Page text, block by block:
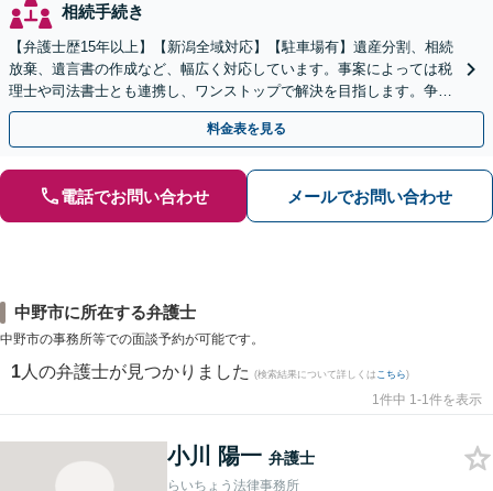
相続手続き
【弁護士歴15年以上】【新潟全域対応】【駐車場有】遺産分割、相続
放棄、遺言書の作成など、幅広く対応しています。事案によっては税
理士や司法書士とも連携し、ワンストップで解決を目指します。争い
を防ぐためにもぜひご相談ください。【分割払い可】
料金表を見る
電話でお問い合わせ メールでお問い合わせ
中野市に所在する弁護士
中野市の事務所等での面談予約が可能です。
1 人の弁護士が見つかりました (検索結果について詳しくは こちら)
1件中 1-1件を表示
小川 陽一 弁護士
らいちょう法律事務所